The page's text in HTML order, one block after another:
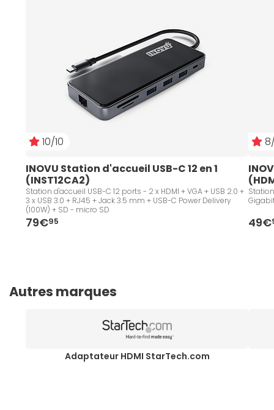
10/10
INOVU Station d'accueil USB-C 12 en 1
(INST12CA2)
Station d'accueil USB-C 12 ports - 2 x HDMI + VGA + USB 2.0 +
3 x USB 3.0 + RJ45 + Jack 3.5 mm + USB-C Power Delivery
(100W) + SD - micro SD
79€95 49€
Autres marques
Adaptateur HDMI StarTech.com